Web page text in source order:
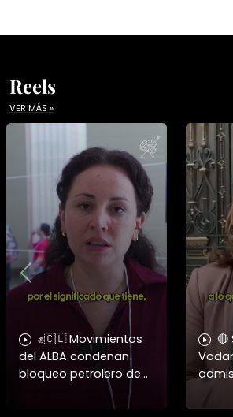
Reels
VER MÁS »
✊🇨🇱 Movimientos
del ALBA condenan
bloqueo petrolero de
defienden a Raúl
Previous